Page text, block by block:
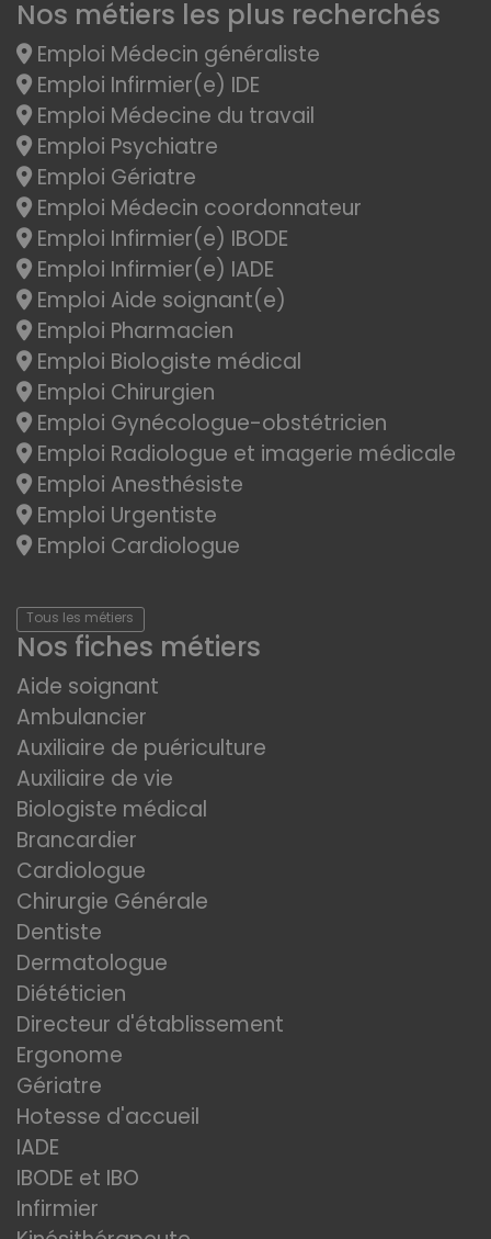
Nos métiers les plus recherchés
Emploi Médecin généraliste
Emploi Infirmier(e) IDE
Emploi Médecine du travail
Emploi Psychiatre
Emploi Gériatre
Emploi Médecin coordonnateur
Emploi Infirmier(e) IBODE
Emploi Infirmier(e) IADE
Emploi Aide soignant(e)
Emploi Pharmacien
Emploi Biologiste médical
Emploi Chirurgien
Emploi Gynécologue-obstétricien
Emploi Radiologue et imagerie médicale
Emploi Anesthésiste
Emploi Urgentiste
Emploi Cardiologue
Tous les métiers
Nos fiches métiers
Aide soignant
Ambulancier
Auxiliaire de puériculture
Auxiliaire de vie
Biologiste médical
Brancardier
Cardiologue
Chirurgie Générale
Dentiste
Dermatologue
Diététicien
Directeur d'établissement
Ergonome
Gériatre
Hotesse d'accueil
IADE
IBODE et IBO
Infirmier